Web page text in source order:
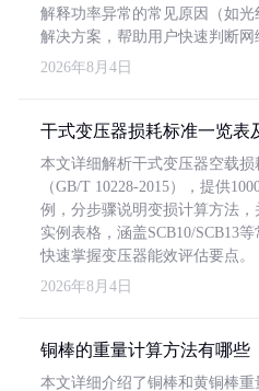
解释功率异常的常见原因（如
解决方案，帮助用户快速判断网
2026年8月4日
干式变压器损耗标准一览表
本文详细解析干式变压器空载
（GB/T 10228-2015），提供
例，分步骤说明变损计算方法
实例表格，涵盖SCB10/SCB13
快速掌握变压器能效评估要点。
2026年8月4日
铜棒的重量计算方法有哪些
本文详细介绍了铜棒和黄铜棒